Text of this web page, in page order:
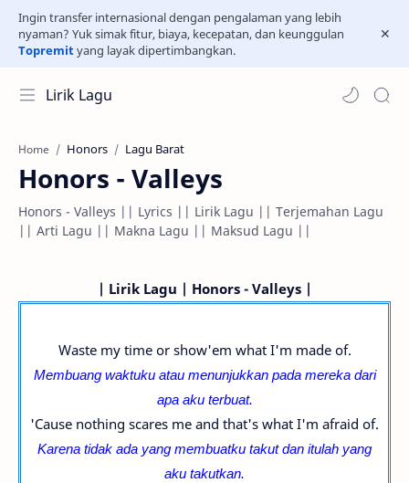
Ingin transfer internasional dengan pengalaman yang lebih
nyaman? Yuk simak fitur, biaya, kecepatan, dan keunggulan
Topremityang layak dipertimbangkan.
Lirik Lagu
Home Honors Lagu Barat
Honors - Valleys
Honors - Valleys || Lyrics || Lirik Lagu || Terjemahan Lagu
|| Arti Lagu || Makna Lagu || Maksud Lagu ||
| Lirik Lagu | Honors - Valleys |
Waste my time or show'em what I'm made of.
Membuang waktuku atau menunjukkan pada mereka dari
apa aku terbuat.
'Cause nothing scares me and that's what I'm afraid of.
Karena tidak ada yang membuatku takut dan itulah yang
aku takutkan.